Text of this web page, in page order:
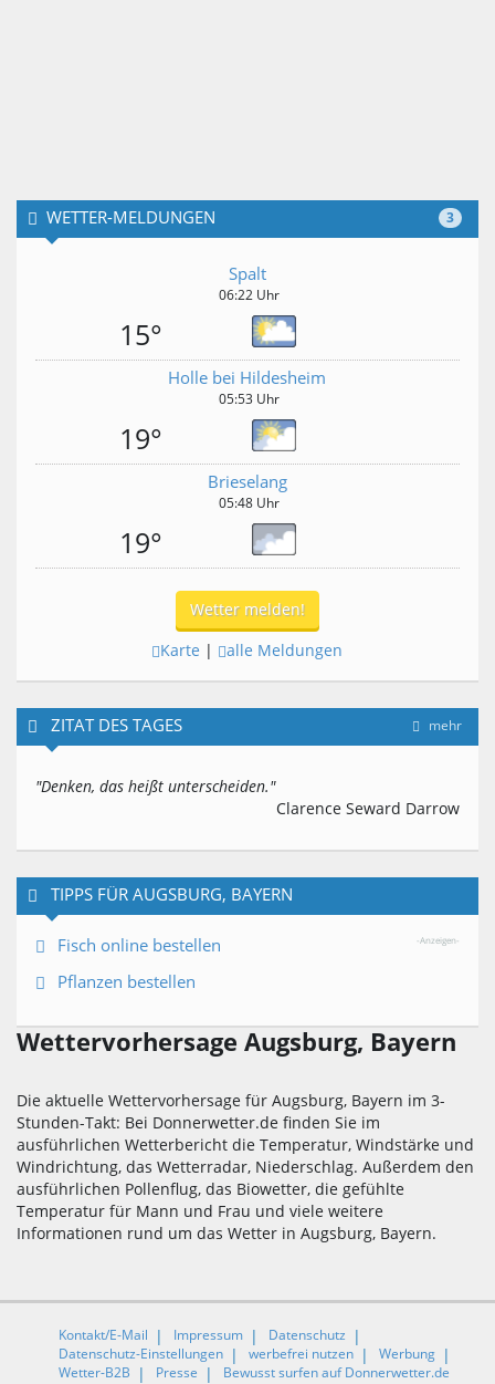
3
WETTER-MELDUNGEN
Spalt
06:22 Uhr
15°
Holle bei Hildesheim
05:53 Uhr
19°
Brieselang
05:48 Uhr
19°
Wetter melden!
Karte | alle Meldungen
mehr
ZITAT DES TAGES
"Denken, das heißt unterscheiden."
Clarence Seward Darrow
TIPPS FÜR AUGSBURG, BAYERN
-Anzeigen-
Fisch online bestellen
Pflanzen bestellen
Wettervorhersage Augsburg, Bayern
Die aktuelle Wettervorhersage für Augsburg, Bayern im 3-
Stunden-Takt: Bei Donnerwetter.de finden Sie im
ausführlichen Wetterbericht die Temperatur, Windstärke und
Windrichtung, das Wetterradar, Niederschlag. Außerdem den
ausführlichen Pollenflug, das Biowetter, die gefühlte
Temperatur für Mann und Frau und viele weitere
Informationen rund um das Wetter in Augsburg, Bayern.
Kontakt/E-Mail Impressum
Datenschutz
Datenschutz-Einstellungen
werbefrei nutzen
Werbung
Wetter-B2B
Presse Bewusst surfen auf Donnerwetter.de